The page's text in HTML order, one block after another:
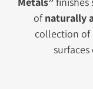
ofnaturally
collection of